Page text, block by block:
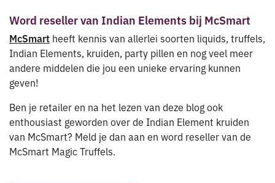
Word reseller van Indian Elements bij McSmart
McSmart heeft kennis van allerlei soorten liquids, truffels,
Indian Elements, kruiden, party pillen en nog veel meer
andere middelen die jou een unieke ervaring kunnen
geven!
Ben je retailer en na het lezen van deze blog ook
enthousiast geworden over de Indian Element kruiden
van McSmart? Meld je dan aan en word reseller van de
McSmart Magic Truffels.